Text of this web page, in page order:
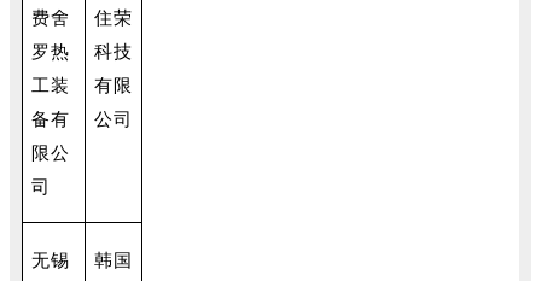
费舍
罗热
工装
备有
限公
司
住荣
科技
有限
公司
无锡
韩国